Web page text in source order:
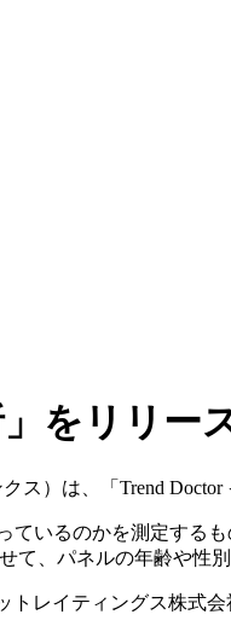
をリリー
）は、「Trend
いるのかを測定するも
、パネルの年齢や性
レイティングス株式